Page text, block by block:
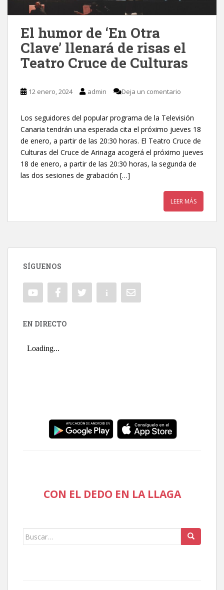
El humor de ‘En Otra
Clave’ llenará de risas el
Teatro Cruce de Culturas
12 enero, 2024 admin Deja un comentario
Los seguidores del popular programa de la Televisión
Canaria tendrán una esperada cita el próximo jueves 18
de enero, a partir de las 20:30 horas. El Teatro Cruce de
Culturas del Cruce de Arinaga acogerá el próximo jueves
18 de enero, a partir de las 20:30 horas, la segunda de
las dos sesiones de grabación […]
LEER MÁS
SÍGUENOS
EN DIRECTO
CON EL DEDO EN LA LLAGA
Buscar: